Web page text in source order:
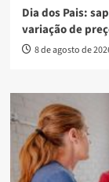
Dia dos Pais:
variação de
8 de agosto de